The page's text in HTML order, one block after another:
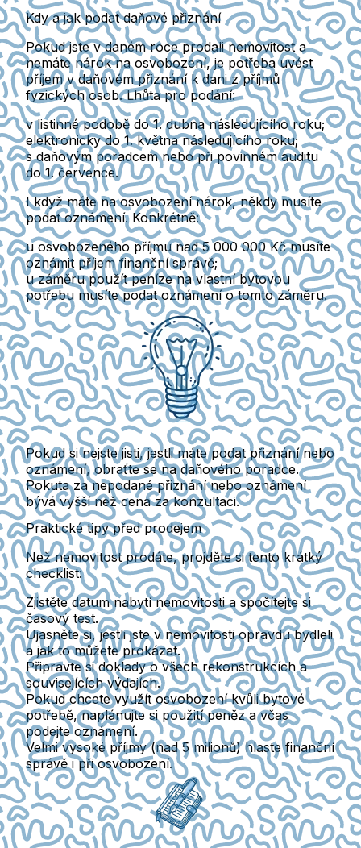
Kdy a jak podat daňové přiznání
Pokud jste v daném roce prodali nemovitost a
nemáte nárok na osvobození, je potřeba uvést
příjem v daňovém přiznání k dani z příjmů
fyzických osob.Lhůta pro podání:
v listinné podobě do 1. dubna následujícího roku;
elektronicky do 1. května následujícího roku;
s daňovým poradcem nebo při povinném auditu
do 1. července.
I když máte na osvobození nárok, někdy musíte
podat oznámení. Konkrétně:
u osvobozeného příjmu nad 5 000 000 Kč musíte
oznámit příjem finanční správě;
u záměru použít peníze na vlastní bytovou
potřebu musíte podat oznámení o tomto záměru.
Pokud si nejste jisti, jestli máte podat přiznání nebo
oznámení, obraťte se na daňového poradce.
Pokuta za nepodané přiznání nebo oznámení
bývá vyšší než cena za konzultaci.
Praktické tipy před prodejem
Než nemovitost prodáte, projděte si tento krátký
checklist:
Zjistěte datum nabytí nemovitostia spočítejte si
časový test.
Ujasněte si, jestli jste v nemovitosti opravdu bydleli
a jak to můžete prokázat.
Připravte si dokladyo všech rekonstrukcích a
souvisejících výdajích.
Pokud chcete využít osvobození kvůli bytové
potřebě, naplánujte si použití peněz a včas
podejte oznámení.
Velmi vysoké příjmy(nad 5 milionů)hlaste finanční
správě i při osvobození.